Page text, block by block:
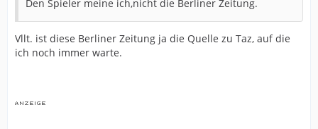
Den Spieler meine ich,nicht die Berliner Zeitung.
Vllt. ist diese Berliner Zeitung ja die Quelle zu Taz, auf die
ich noch immer warte.